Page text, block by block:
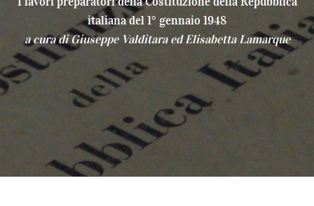
italiana del 1° gennaio 1948
a cura di Giuseppe Valditara ed Elisabetta Lamarque